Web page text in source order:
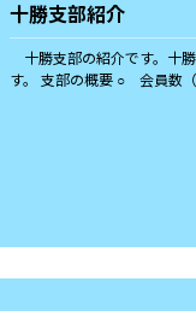
十勝支部紹介
十勝支部の紹介です。十
す。 支部の概要 ○ 会員数